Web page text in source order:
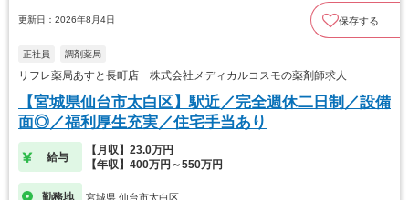
更新日：2026年8月4日 保存する
正社員 調剤薬局
リフレ薬局あすと長町店 株式会社メディカルコスモの薬剤師求人
【宮城県仙台市太白区】駅近／完全週休二日制／設備
面◎／福利厚生充実／住宅手当あり
給与
【月収】23.0万円
【年収】400万円～550万円
勤務地 宮城県 仙台市太白区